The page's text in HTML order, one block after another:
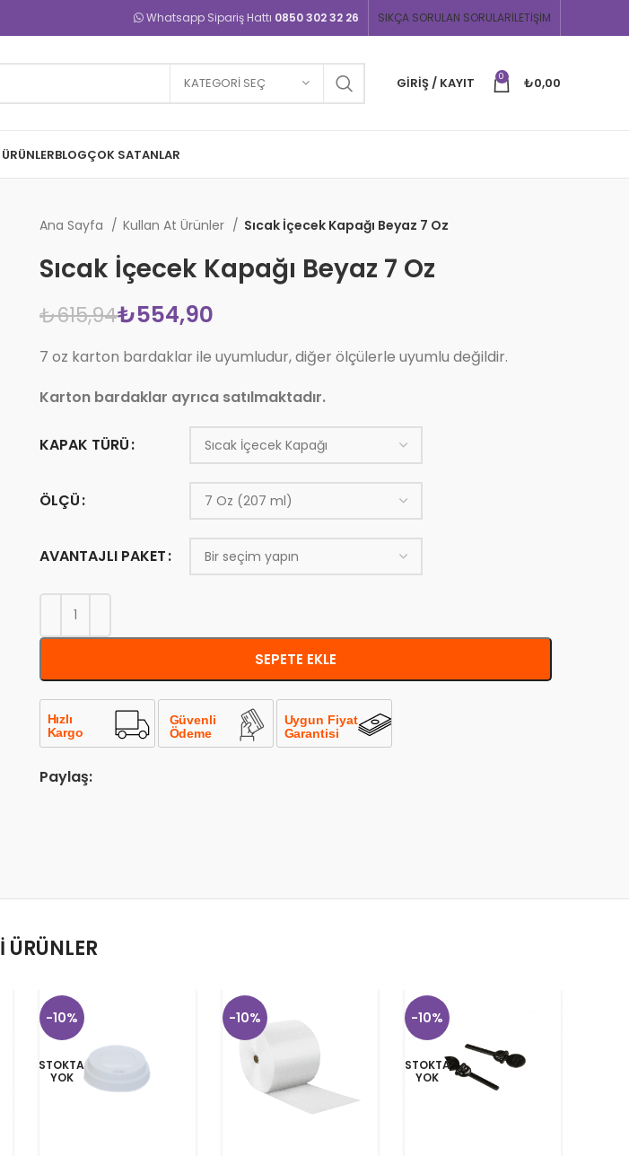
Whatsapp Sipariş Hattı 0850 302 32 26 SIKÇA SORULAN SORULARİLETIŞIM
KATEGORI SEÇ GIRIŞ / KAYIT 0 ₺0,00
BLOGÇOK SATANLAR
Ana Sayfa Kullan At Ürünler Sıcak İçecek Kapağı Beyaz 7 Oz
Sıcak İçecek Kapağı Beyaz 7 Oz
₺615,94₺554,90
7 oz karton bardaklar ile uyumludur, diğer ölçülerle uyumlu değildir.
Karton bardaklar ayrıca satılmaktadır.
KAPAK TÜRÜ
ÖLÇÜ
AVANTAJLI PAKET
SEPETE EKLE
Paylaş:
ÜRÜNLER
-10%
STOKTA
YOK
-10% -10%
STOKTA
YOK